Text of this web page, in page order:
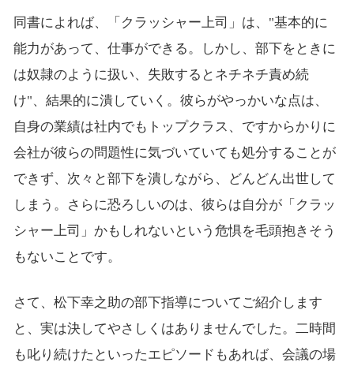
同書によれば、「クラッシャー上司」は、"基本的に
能力があって、仕事ができる。しかし、部下をときに
は奴隷のように扱い、失敗するとネチネチ責め続
け"、結果的に潰していく。彼らがやっかいな点は、
自身の業績は社内でもトップクラス、ですからかりに
会社が彼らの問題性に気づいていても処分することが
できず、次々と部下を潰しながら、どんどん出世して
しまう。さらに恐ろしいのは、彼らは自分が「クラッ
シャー上司」かもしれないという危惧を毛頭抱きそう
もないことです。
さて、松下幸之助の部下指導についてご紹介します
と、実は決してやさしくはありませんでした。二時間
も叱り続けたといったエピソードもあれば、会議の場